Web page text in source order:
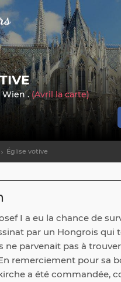
Wien . (Avril la carte)
Église votive
I a eu la chance de
par un Hongrois qui
ne parvenait pas à
remerciement pour sa
a été commandée,